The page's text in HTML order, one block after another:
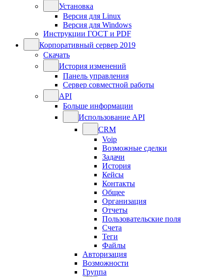
Установка
Версия для Linux
Версия для Windows
Инструкции ГОСТ и PDF
Корпоративный сервер 2019
Скачать
История изменений
Панель управления
Сервер совместной работы
API
Больше информации
Использование API
CRM
Voip
Возможные сделки
Задачи
История
Кейсы
Контакты
Общее
Организация
Отчеты
Пользовательские поля
Счета
Теги
Файлы
Авторизация
Возможности
Группа